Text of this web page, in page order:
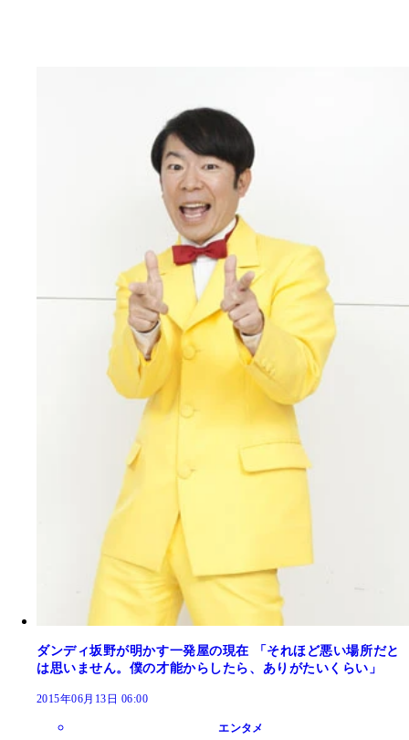
ダンディ坂野が明かす一発屋の現在 「それほど悪い場所だと
は思いません。僕の才能からしたら、ありがたいくらい」
2015年06月13日 06:00
エンタメ